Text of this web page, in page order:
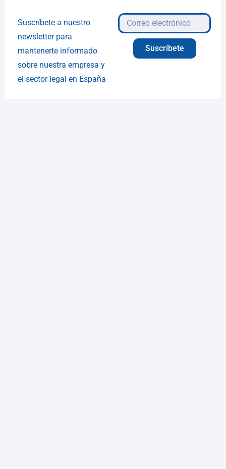
Suscríbete a nuestro
newsletter para
mantenerte informado
sobre nuestra empresa y
el sector legal en España
Suscríbete